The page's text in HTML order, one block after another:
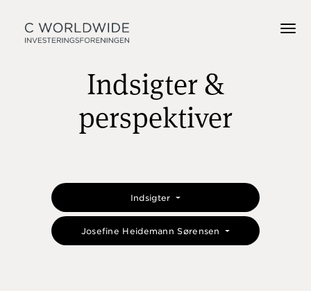
Indsigter &
perspektiver
Indsigter
Josefine Heidemann Sørensen